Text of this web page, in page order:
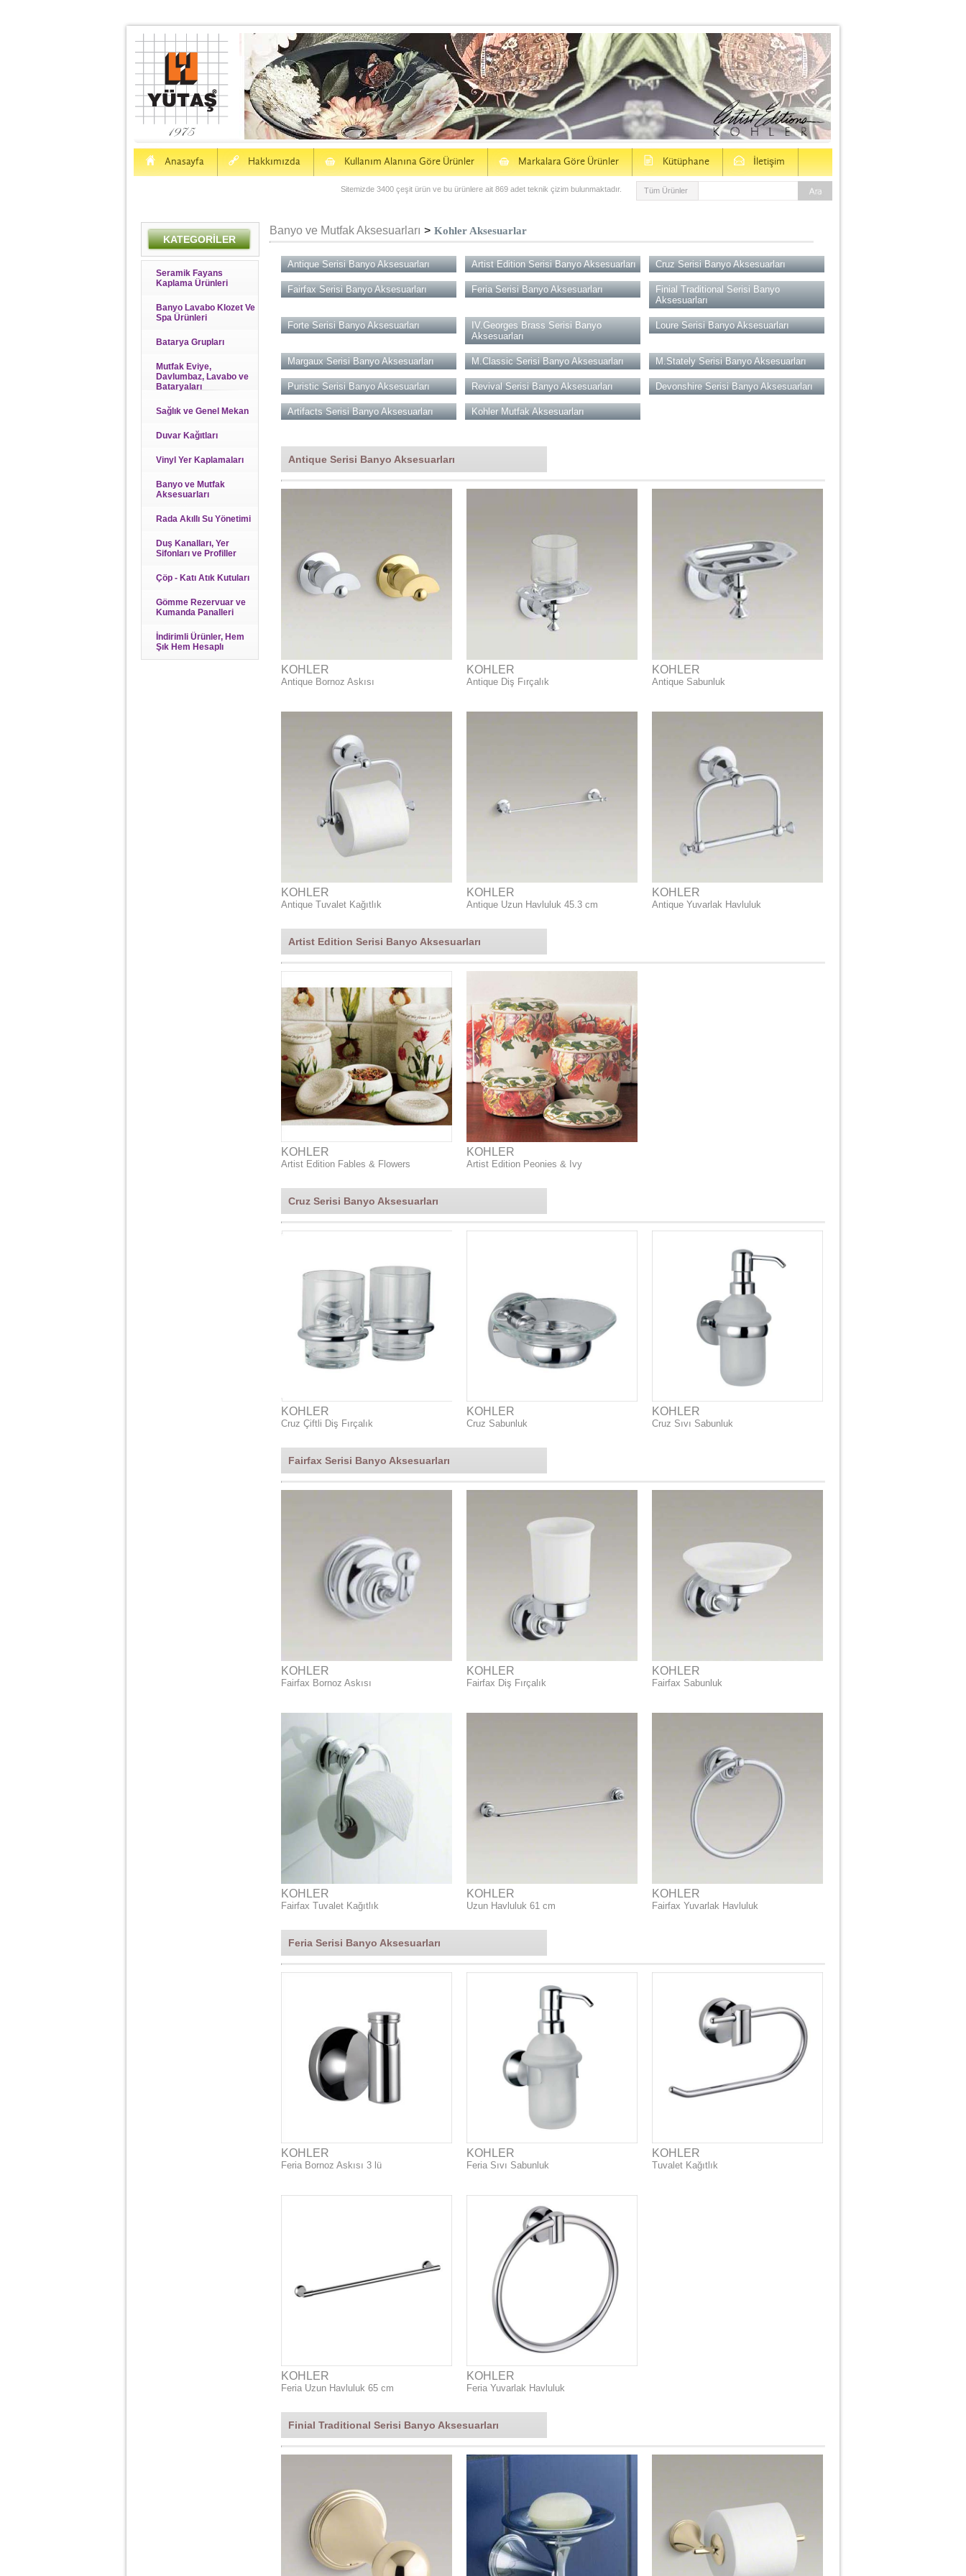
Anasayfa
H Hakkımızda
a Kullanım Alanına Göre Ürünler
S Markalara Göre Ürünler
S Kütüphane
D İletişim
E
Sitemizde 3400 çeşit ürün ve bu ürünlere ait 869 adet teknik çizim bulunmaktadır. Tüm Ürünler
KATEGORİLER
Seramik Fayans
Kaplama Ürünleri
Banyo Lavabo Klozet Ve
Spa Ürünleri
Batarya Grupları
Mutfak Eviye,
Davlumbaz, Lavabo ve
Bataryaları
Sağlık ve Genel Mekan
Duvar Kağıtları
Vinyl Yer Kaplamaları
Banyo ve Mutfak
Aksesuarları
Rada Akıllı Su Yönetimi
Duş Kanalları, Yer
Sifonları ve Profiller
Çöp - Katı Atık Kutuları
Gömme Rezervuar ve
Kumanda Panalleri
İndirimli Ürünler, Hem
Şık Hem Hesaplı
Banyo ve Mutfak Aksesuarları > Kohler Aksesuarlar
Antique Serisi Banyo Aksesuarları Artist Edition Serisi Banyo Aksesuarları Cruz Serisi Banyo Aksesuarları
Fairfax Serisi Banyo Aksesuarları Feria Serisi Banyo Aksesuarları
Finial Traditional Serisi Banyo
Aksesuarları
Forte Serisi Banyo Aksesuarları
IV.Georges Brass Serisi Banyo
Aksesuarları
Loure Serisi Banyo Aksesuarları
Margaux Serisi Banyo Aksesuarları M.Classic Serisi Banyo Aksesuarları M.Stately Serisi Banyo Aksesuarları
Puristic Serisi Banyo Aksesuarları Revival Serisi Banyo Aksesuarları Devonshire Serisi Banyo Aksesuarları
Artifacts Serisi Banyo Aksesuarları Kohler Mutfak Aksesuarları
Antique Serisi Banyo Aksesuarları
KOHLER
Antique Bornoz Askısı
KOHLER
Antique Diş Fırçalık
KOHLER
Antique Sabunluk
KOHLER
Antique Tuvalet Kağıtlık
KOHLER
Antique Uzun Havluluk 45.3 cm
KOHLER
Antique Yuvarlak Havluluk
Artist Edition Serisi Banyo Aksesuarları
KOHLER
Artist Edition Fables & Flowers
KOHLER
Artist Edition Peonies & Ivy
Cruz Serisi Banyo Aksesuarları
KOHLER
Cruz Çiftli Diş Fırçalık
KOHLER
Cruz Sabunluk
KOHLER
Cruz Sıvı Sabunluk
Fairfax Serisi Banyo Aksesuarları
KOHLER
Fairfax Bornoz Askısı
KOHLER
Fairfax Diş Fırçalık
KOHLER
Fairfax Sabunluk
KOHLER
Fairfax Tuvalet Kağıtlık
KOHLER
Uzun Havluluk 61 cm
KOHLER
Fairfax Yuvarlak Havluluk
Feria Serisi Banyo Aksesuarları
KOHLER
Feria Bornoz Askısı 3 lü
KOHLER
Feria Sıvı Sabunluk
KOHLER
Tuvalet Kağıtlık
KOHLER
Feria Uzun Havluluk 65 cm
KOHLER
Feria Yuvarlak Havluluk
Finial Traditional Serisi Banyo Aksesuarları